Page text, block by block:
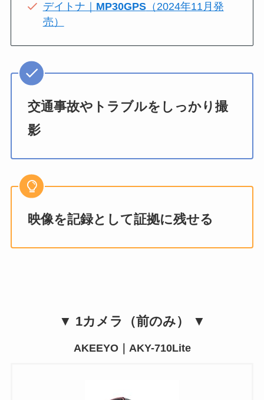
デイトナ｜ MP30GPS（2024年11月発
売）
交通事故やトラブルをしっかり撮
影
映像を記録として証拠に残せる
▼ 1カメラ（前のみ） ▼
AKEEYO｜AKY-710Lite